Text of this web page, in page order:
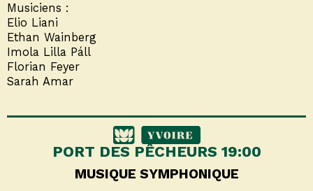
Musiciens :
Elio Liani
Ethan Wainberg
Imola Lilla Páll
Florian Feyer
Sarah Amar
PORT DES PÊCHEURS 19:00
MUSIQUE SYMPHONIQUE